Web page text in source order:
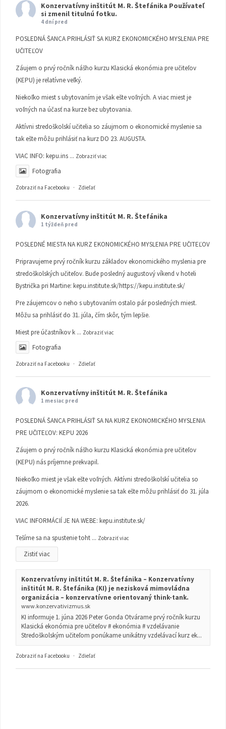
Konzervatívny inštitút M. R. Štefánika Používateľ
si zmenil titulnú fotku.
4 dní pred
POSLEDNÁ ŠANCA PRIHLÁSIŤ SA KURZ EKONOMICKÉHO MYSLENIA PRE
UČITEĽOV
Záujem o prvý ročník nášho kurzu Klasická ekonómia pre učiteľov
(KEPU) je relatívne veľký.
Niekoľko miest s ubytovaním je však ešte voľných. A viac miest je
voľných na účasť na kurze bez ubytovania.
Aktívni stredoškolskí učitelia so záujmom o ekonomické myslenie sa
tak ešte môžu prihlásiť na kurz DO 23. AUGUSTA.
VIAC INFO: kepu.ins ... Zobraziť viac
Fotografia
Zobraziť na Facebooku · Zdieľať
Konzervatívny inštitút M. R. Štefánika
1 týždeň pred
POSLEDNÉ MIESTA NA KURZ EKONOMICKÉHO MYSLENIA PRE UČITEĽOV
Pripravujeme prvý ročník kurzu základov ekonomického myslenia pre
stredoškolských učiteľov. Bude posledný augustový víkend v hoteli
Bystrička pri Martine: kepu.institute.sk/https://kepu.institute.sk/
Pre záujemcov o neho s ubytovaním ostalo pár posledných miest.
Môžu sa prihlásiť do 31. júla, čím skôr, tým lepšie.
Miest pre účastníkov k ... Zobraziť viac
Fotografia
Zobraziť na Facebooku · Zdieľať
Konzervatívny inštitút M. R. Štefánika
1 mesiac pred
POSLEDNÁ ŠANCA PRIHLÁSIŤ SA NA KURZ EKONOMICKÉHO MYSLENIA
PRE UČITEĽOV: KEPU 2026
Záujem o prvý ročník nášho kurzu Klasická ekonómia pre učiteľov
(KEPU) nás príjemne prekvapil.
Niekoľko miest je však ešte voľných. Aktívni stredoškolskí učitelia so
záujmom o ekonomické myslenie sa tak ešte môžu prihlásiť do 31. júla
2026.
VIAC INFORMÁCIÍ JE NA WEBE: kepu.institute.sk/
Tešíme sa na spustenie toht ... Zobraziť viac
Zistiť viac
Konzervatívny inštitút M. R. Štefánika – Konzervatívny
inštitút M. R. Štefánika (KI) je nezisková mimovládna
organizácia – konzervatívne orientovaný think-tank.
www.konzervativizmus.sk
KI informuje 1. júna 2026 Peter Gonda Otvárame prvý ročník kurzu
Klasická ekonómia pre učiteľov # ekonómia # vzdelávanie
Stredoškolským učiteľom ponúkame unikátny vzdelávací kurz ek...
Zobraziť na Facebooku · Zdieľať